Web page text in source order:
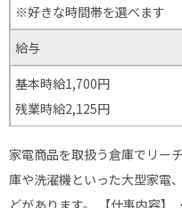
※好きな時間帯を選べます
給与
基本時給1,700円
残業時給2,125円
家電商品を取扱う倉庫でリー
庫や洗濯機といった大型家電